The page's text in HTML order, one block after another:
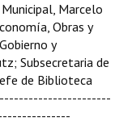
Marcelo
Obras y
y
Subsecretaria de
de Biblioteca